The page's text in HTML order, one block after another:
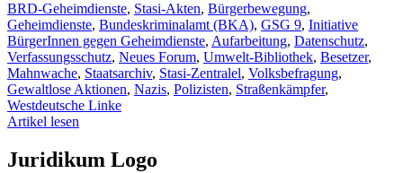
BRD-Geheimdienste, Stasi-Akten, Bürgerbewegung,
Geheimdienste, Bundeskriminalamt (BKA), GSG 9, Initiative
BürgerInnen gegen Geheimdienste, Aufarbeitung, Datenschutz,
Verfassungsschutz, Neues Forum, Umwelt-Bibliothek, Besetzer,
Mahnwache, Staatsarchiv, Stasi-Zentralel, Volksbefragung,
Gewaltlose Aktionen, Nazis, Polizisten, Straßenkämpfer,
Westdeutsche Linke
Artikel lesen
Juridikum Logo